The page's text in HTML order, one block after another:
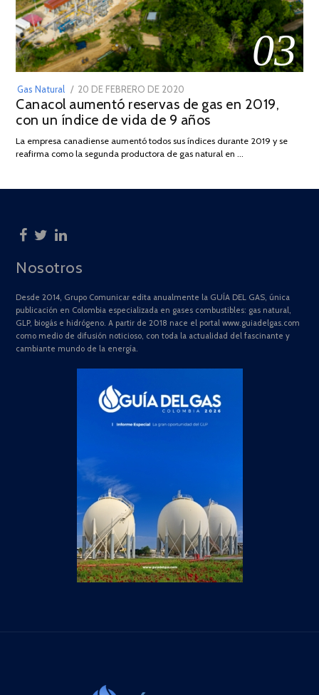
03
Gas Natural
POSTED
ON
20 DE FEBRERO DE 2020
DE
JULIO
2025
Canacol aumentó reservas de gas en 2019,
con un índice de vida de 9 años
La empresa canadiense aumentó todos sus índices durante 2019 y se
reafirma como la segunda productora de gas natural en …
Nosotros
Desde 2014, Grupo Comunicar edita anualmente la GUÍA DEL GAS, única
publicación en Colombia especializada en gases combustibles: gas natural,
GLP, biogás e hidrógeno. A partir de 2018 nace el portal www.guiadelgas.com
como medio de difusión noticioso, con toda la actualidad del fascinante y
cambiante mundo de la energía.